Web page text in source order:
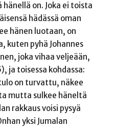
hänellä on. Joka ei toista
hädässä oman
hänen luotaan, on
kuten pyhä Johannes
joka vihaa veljeään,
ja toisessa kohdassa:
on turvattu, näkee
mutta sulkee häneltä
rakkaus voisi pysyä
yksi Jumalan